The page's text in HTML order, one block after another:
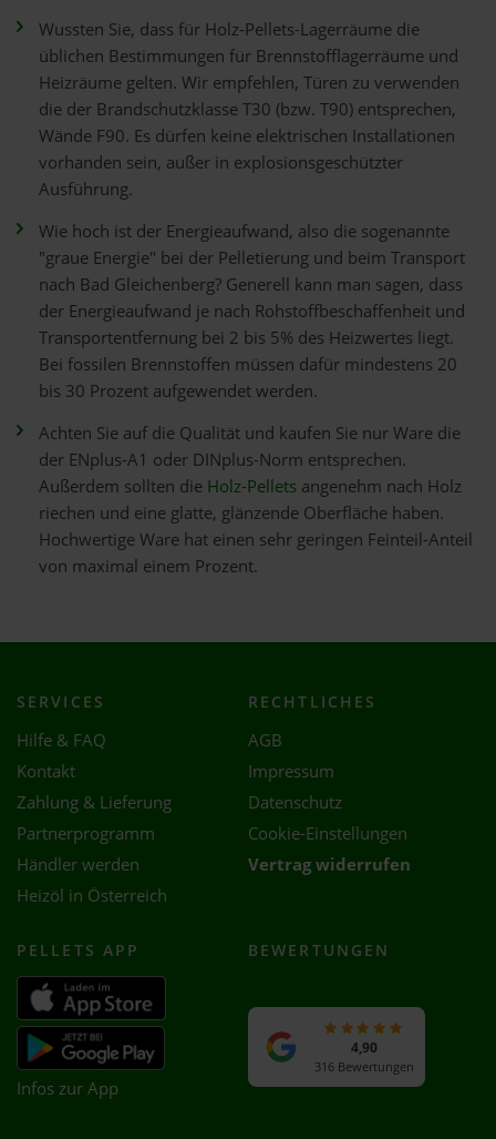
Wussten Sie, dass für Holz-Pellets-Lagerräume die
üblichen Bestimmungen für Brennstofflagerräume und
Heizräume gelten. Wir empfehlen, Türen zu verwenden
die der Brandschutzklasse T30 (bzw. T90) entsprechen,
Wände F90. Es dürfen keine elektrischen Installationen
vorhanden sein, außer in explosionsgeschützter
Ausführung.
Wie hoch ist der Energieaufwand, also die sogenannte
"graue Energie" bei der Pelletierung und beim Transport
nach Bad Gleichenberg? Generell kann man sagen, dass
der Energieaufwand je nach Rohstoffbeschaffenheit und
Transportentfernung bei 2 bis 5% des Heizwertes liegt.
Bei fossilen Brennstoffen müssen dafür mindestens 20
bis 30 Prozent aufgewendet werden.
Achten Sie auf die Qualität und kaufen Sie nur Ware die
der ENplus-A1 oder DINplus-Norm entsprechen.
Außerdem sollten die Holz-Pellets angenehm nach Holz
riechen und eine glatte, glänzende Oberfläche haben.
Hochwertige Ware hat einen sehr geringen Feinteil-Anteil
von maximal einem Prozent.
SERVICES
Hilfe & FAQ
Kontakt
Zahlung & Lieferung
Partnerprogramm
Händler werden
Heizöl in Österreich
RECHTLICHES
AGB
Impressum
Datenschutz
Cookie-Einstellungen
Vertrag widerrufen
PELLETS APP
Infos zur App
BEWERTUNGEN
4,90
316 Bewertungen